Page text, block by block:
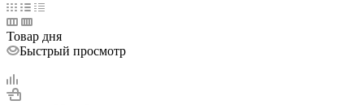
Товар дня
Быстрый просмотр